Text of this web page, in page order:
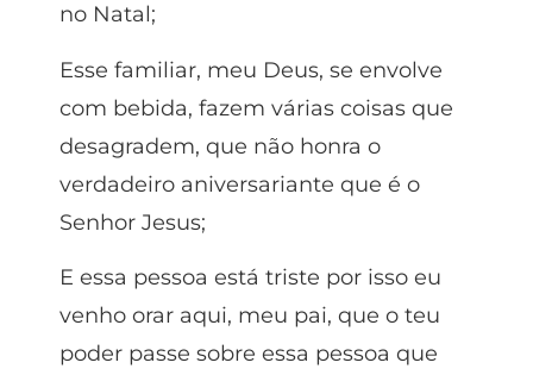
no Natal;
Esse familiar, meu Deus, se envolve
com bebida, fazem várias coisas que
desagradem, que não honra o
verdadeiro aniversariante que é o
Senhor Jesus;
E essa pessoa está triste por isso eu
venho orar aqui, meu pai, que o teu
poder passe sobre essa pessoa que